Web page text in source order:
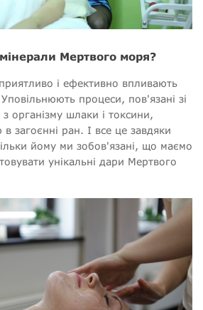
Мертвого моря?
і ефективно впливають
процеси, пов'язані зі
організму шлаки і токсини,
загоєнні ран. І все це завдяки
йому ми зобов'язані, що маємо
унікальні дари Мертвого